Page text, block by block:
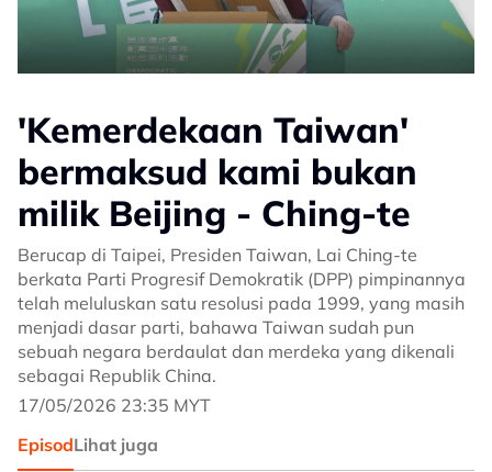
'Kemerdekaan Taiwan'
bermaksud kami bukan
milik Beijing - Ching-te
Berucap di Taipei, Presiden Taiwan, Lai Ching-te
berkata Parti Progresif Demokratik (DPP) pimpinannya
telah meluluskan satu resolusi pada 1999, yang masih
menjadi dasar parti, bahawa Taiwan sudah pun
sebuah negara berdaulat dan merdeka yang dikenali
sebagai Republik China.
17/05/2026 23:35 MYT
EpisodLihat juga